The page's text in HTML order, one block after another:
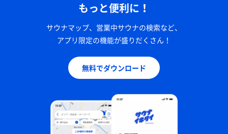
もっと便利に！
サウナマップ、営業中サウナの検索など、
アプリ限定の機能が盛りだくさん！
無料でダウンロード